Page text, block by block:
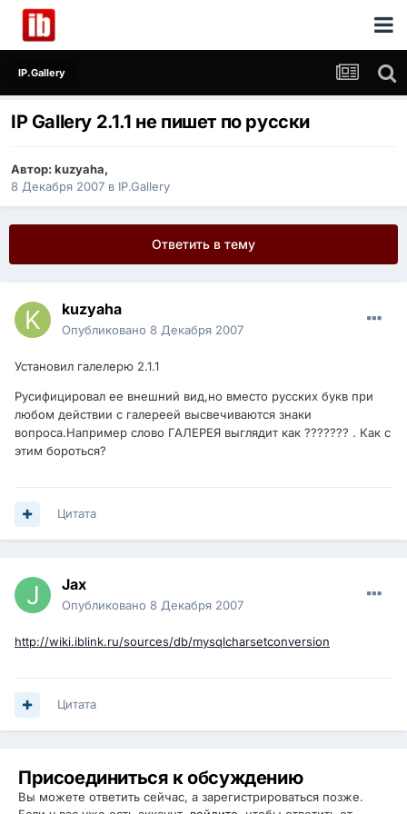
IP.Gallery
IP Gallery 2.1.1 не пишет по русски
Автор:kuzyaha,
8 Декабря 2007 в IP.Gallery
Ответить в тему
kuzyaha
Опубликовано 8 Декабря 2007
Установил галелерю 2.1.1
Русифицировал ее внешний вид,но вместо русских букв при
любом действии с галереей высвечиваются знаки
вопроса.Например слово ГАЛЕРЕЯ выглядит как ??????? . Как с
этим бороться?
Цитата
Jax
Опубликовано 8 Декабря 2007
http://wiki.iblink.ru/sources/db/mysqlcharsetconversion
Цитата
Присоединиться к обсуждению
Вы можете ответить сейчас, а зарегистрироваться позже.